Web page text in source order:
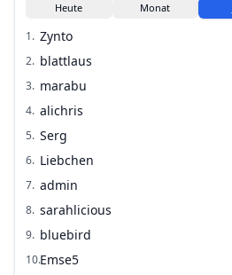
Heute Monat
1. Zynto
2. blattlaus
3. marabu
4. alichris
5. Serg
6. Liebchen
7. admin
8. sarahlicious
9. bluebird
10.Emse5